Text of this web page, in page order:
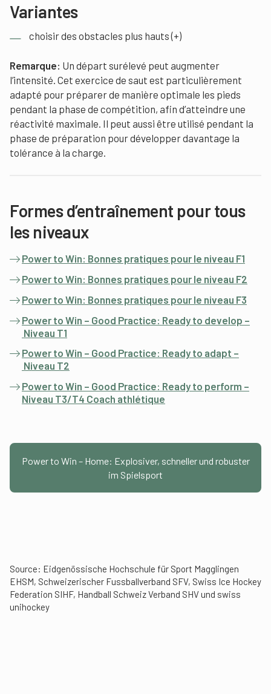
Variantes
choisir des obstacles plus hauts (+)
Remarque: Un départ surélevé peut augmenter
l’intensité. Cet exercice de saut est particulièrement
adapté pour préparer de manière optimale les pieds
pendant la phase de compétition, afin d’atteindre une
réactivité maximale. Il peut aussi être utilisé pendant la
phase de préparation pour développer davantage la
tolérance à la charge.
Formes d’entraînement pour tous
les niveaux
Power to Win: Bonnes pratiques pour le niveau F1
Power to Win: Bonnes pratiques pour le niveau F2
Power to Win: Bonnes pratiques pour le niveau F3
Power to Win – Good Practice: Ready to develop –
Niveau T1
Power to Win – Good Practice: Ready to adapt –
Niveau T2
Power to Win – Good Practice: Ready to perform –
Niveau T3/T4 Coach athlétique
Power to Win – Home: Explosiver, schneller und robuster
im Spielsport
Source: Eidgenössische Hochschule für Sport Magglingen
EHSM, Schweizerischer Fussballverband SFV, Swiss Ice Hockey
Federation SIHF, Handball Schweiz Verband SHV und swiss
unihockey